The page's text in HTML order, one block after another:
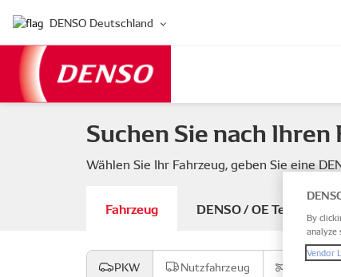
DENSO Deutschland
Suchen Sie nach
Wählen Sie Ihr Fahrzeug, geben Sie eine
Fahrzeug DENSO / OE Teilenummer
PKW Nutzfahrzeug
By
analyze
Vendor